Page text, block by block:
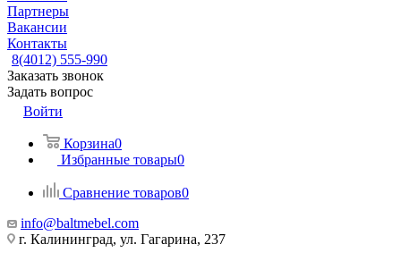
Партнеры
Вакансии
Контакты
8(4012) 555-990
Заказать звонок
Задать вопрос
Войти
Корзина0
Избранные товары0
Сравнение товаров0
info@baltmebel.com
г. Калининград, ул. Гагарина, 237